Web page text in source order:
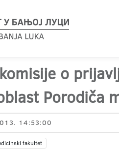
o
Porodiča
14:53:00
fakultet